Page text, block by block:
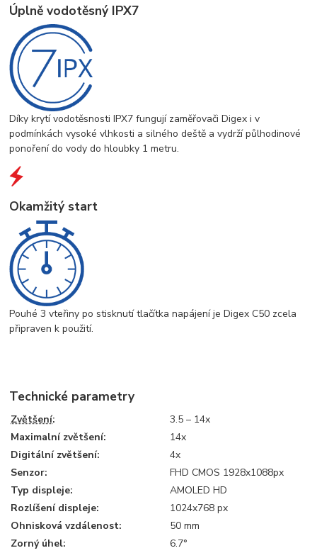
Úplně vodotěsný IPX7
Díky krytí vodotěsnosti IPX7 fungují zaměřovači Digex i v
podmínkách vysoké vlhkosti a silného deště a vydrží půlhodinové
ponoření do vody do hloubky 1 metru.
Okamžitý start
Pouhé 3 vteřiny po stisknutí tlačítka napájení je Digex C50 zcela
připraven k použití.
Technické parametry
Zvětšení:
3.5 – 14x
Maximalní zvětšení:
14x
Digitální zvětšení:
4x
Senzor:
FHD CMOS 1928x1088px
Typ displeje:
AMOLED HD
Rozlíšení displeje:
1024x768 px
Ohnisková vzdálenost:
50 mm
Zorný úhel:
6.7°